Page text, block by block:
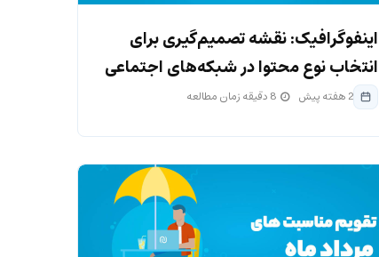
اینفوگرافیک: نقشه تصمیم‌گیری برای
انتخاب نوع محتوا در شبکه‌های اجتماعی
2 هفته پیش 8 دقیقه زمان مطالعه